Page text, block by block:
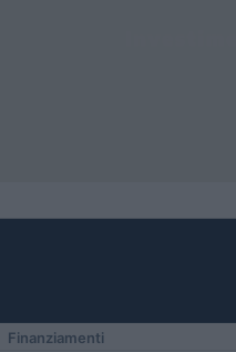
Finanziamenti